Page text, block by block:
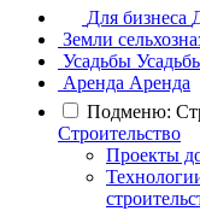
Для бизнеса
Земли
Усадьбы
Аренда Аренда
Подменю:
Строительство
Проекты